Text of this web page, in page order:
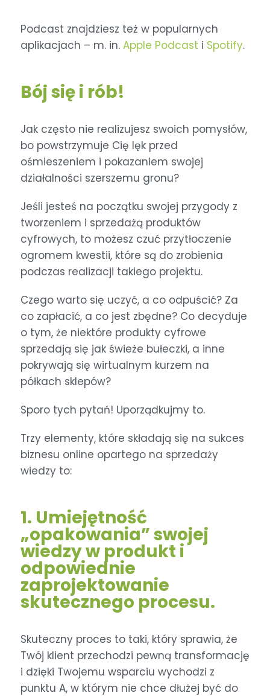
Podcast znajdziesz też w popularnych
aplikacjach – m. in. Apple Podcast i Spotify.
Bój się i rób!
Jak często nie realizujesz swoich pomysłów,
bo powstrzymuje Cię lęk przed
ośmieszeniem i pokazaniem swojej
działalności szerszemu gronu?
Jeśli jesteś na początku swojej przygody z
tworzeniem i sprzedażą produktów
cyfrowych, to możesz czuć przytłoczenie
ogromem kwestii, które są do zrobienia
podczas realizacji takiego projektu.
Czego warto się uczyć, a co odpuścić? Za
co zapłacić, a co jest zbędne? Co decyduje
o tym, że niektóre produkty cyfrowe
sprzedają się jak świeże bułeczki, a inne
pokrywają się wirtualnym kurzem na
półkach sklepów?
Sporo tych pytań! Uporządkujmy to.
Trzy elementy, które składają się na sukces
biznesu online opartego na sprzedaży
wiedzy to:
1. Umiejętność
„opakowania” swojej
wiedzy w produkt i
odpowiednie
zaprojektowanie
skutecznego procesu.
Skuteczny proces to taki, który sprawia, że
Twój klient przechodzi pewną transformację
i dzięki Twojemu wsparciu wychodzi z
punktu A, w którym nie chce dłużej być do